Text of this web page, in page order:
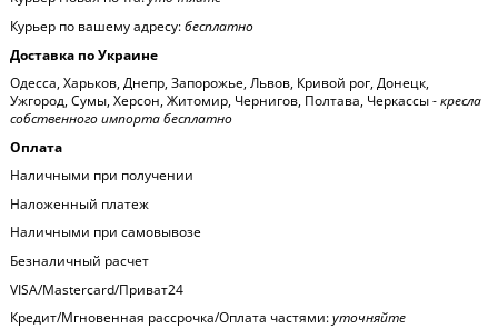
Курьер по вашему адресу:бесплатно
Доставка по Украине
Одесса, Харьков, Днепр, Запорожье, Львов, Кривой рог, Донецк,
Ужгород, Сумы, Херсон, Житомир, Чернигов, Полтава, Черкассы -кресла
собственного импорта бесплатно
Оплата
Наличными при получении
Наложенный платеж
Наличными при самовывозе
Безналичный расчет
VISA/Mastercard/Приват24
Кредит/Мгновенная рассрочка/Оплата частями:уточняйте